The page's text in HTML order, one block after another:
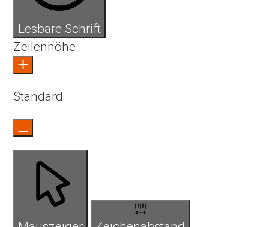
Lesbare Schrift
Zeilenhöhe
Standard